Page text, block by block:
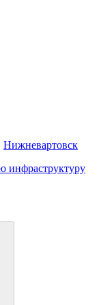
Нижневартовск
инфраструктуру